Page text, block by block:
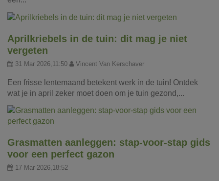
Aprilkriebels in de tuin: dit mag je niet
vergeten
31 Mar 2026,11:50 Vincent Van Kerschaver
Een frisse lentemaand betekent werk in de tuin! Ontdek
wat je in april zeker moet doen om je tuin gezond,...
Grasmatten aanleggen: stap-voor-stap gids
voor een perfect gazon
17 Mar 2026,18:52